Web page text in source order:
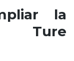
la
Ture